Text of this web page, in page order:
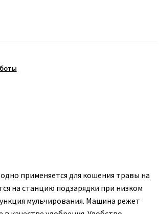
применяется для кошения травы на
на станцию подзарядки при низком
мульчирования. Машина режет